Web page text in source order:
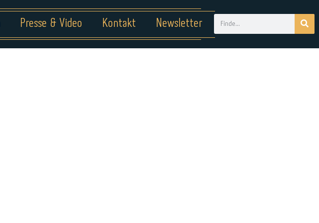
Presse & Video Kontakt Newsletter